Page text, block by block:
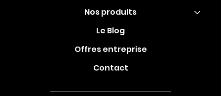
Les accords mets et vins : comment
sublimer vos repas
Nos produits
Le Blog
Offres entreprise
Contact